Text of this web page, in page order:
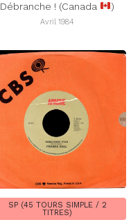
Débranche ! (Canada )
Avril 1984
SP (45 TOURS SIMPLE / 2
TITRES)